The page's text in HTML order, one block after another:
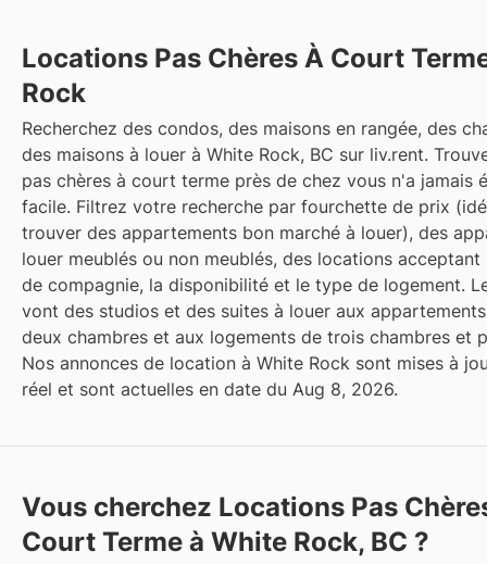
Locations Pas Chères À Court
Rock
Recherchez des condos, des maisons en rangée, des
des maisons à louer à White Rock, BC sur liv.rent.
pas chères à court terme près de chez vous n'a jamais
facile. Filtrez votre recherche par fourchette de prix
trouver des appartements bon marché à louer), des
louer meublés ou non meublés, des locations acceptant
de compagnie, la disponibilité et le type de logement.
vont des studios et des suites à louer aux
deux chambres et aux logements de trois chambres et
Nos annonces de location à White Rock sont mises à
réel et sont actuelles en date du Aug 8, 2026.
Vous cherchez Locations Pas
Court Terme à White Rock, BC ?